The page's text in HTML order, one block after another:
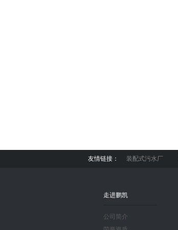
友情链接： 装配式污水厂
走进鹏凯
公司简介